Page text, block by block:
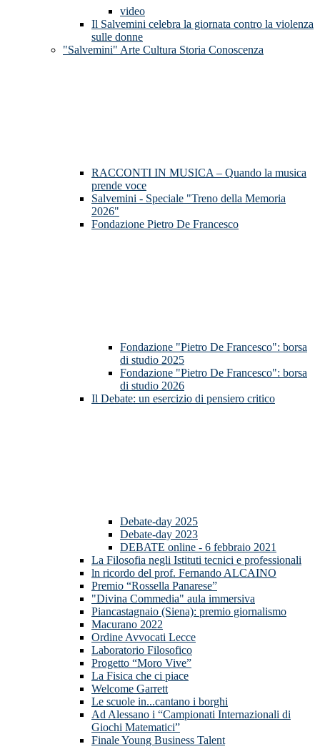
video
Il Salvemini celebra la giornata contro la violenza
sulle donne
"Salvemini" Arte Cultura Storia Conoscenza
RACCONTI IN MUSICA – Quando la musica
prende voce
Salvemini - Speciale "Treno della Memoria
2026"
Fondazione Pietro De Francesco
Fondazione "Pietro De Francesco": borsa
di studio 2025
Fondazione "Pietro De Francesco": borsa
di studio 2026
Il Debate: un esercizio di pensiero critico
Debate-day 2025
Debate-day 2023
DEBATE online - 6 febbraio 2021
La Filosofia negli Istituti tecnici e professionali
ln ricordo del prof. Fernando ALCAINO
Premio “Rossella Panarese”
"Divina Commedia" aula immersiva
Piancastagnaio (Siena): premio giornalismo
Macurano 2022
Ordine Avvocati Lecce
Laboratorio Filosofico
Progetto “Moro Vive”
La Fisica che ci piace
Welcome Garrett
Le scuole in...cantano i borghi
Ad Alessano i “Campionati Internazionali di
Giochi Matematici”
Finale Young Business Talent